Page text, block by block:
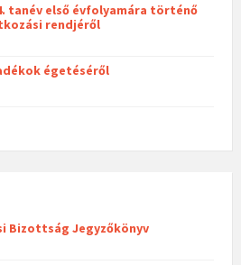
tanév első évfolyamára történő
rendjéről
égetéséről
Bizottság Jegyzőkönyv